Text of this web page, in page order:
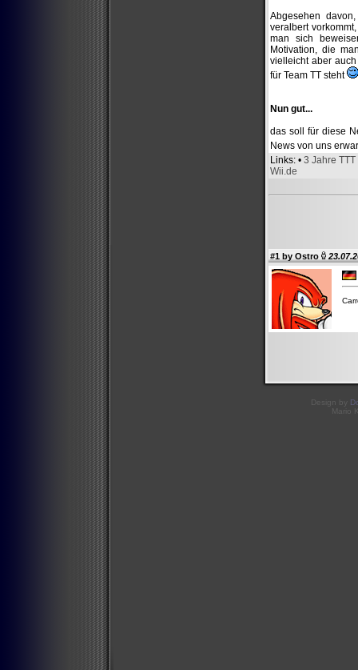
Abgesehen
veralbert
man sich
Motivation, die
vielleicht aber
für Team TT steht
Nun gut...
das soll für diese
News von uns
Links: • 3 Jahre
Wii.de
#1 by Ostro
Design by
Mario